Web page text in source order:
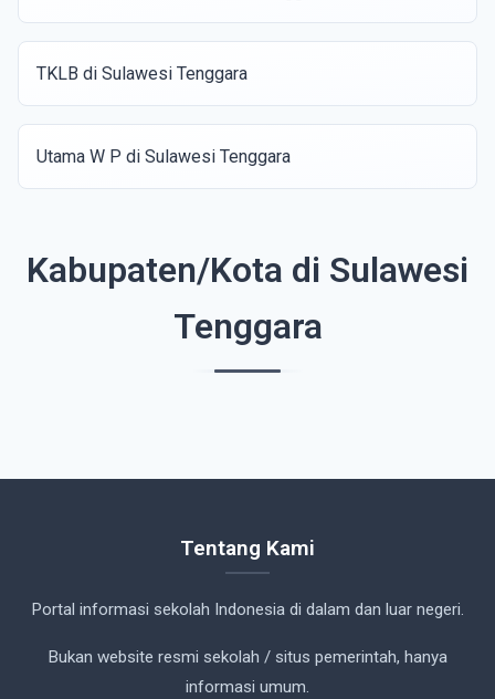
TKLB di Sulawesi Tenggara
Utama W P di Sulawesi Tenggara
Kabupaten/Kota di Sulawesi
Tenggara
Tentang Kami
Portal informasi sekolah Indonesia di dalam dan luar negeri.
Bukan website resmi sekolah / situs pemerintah, hanya
informasi umum.